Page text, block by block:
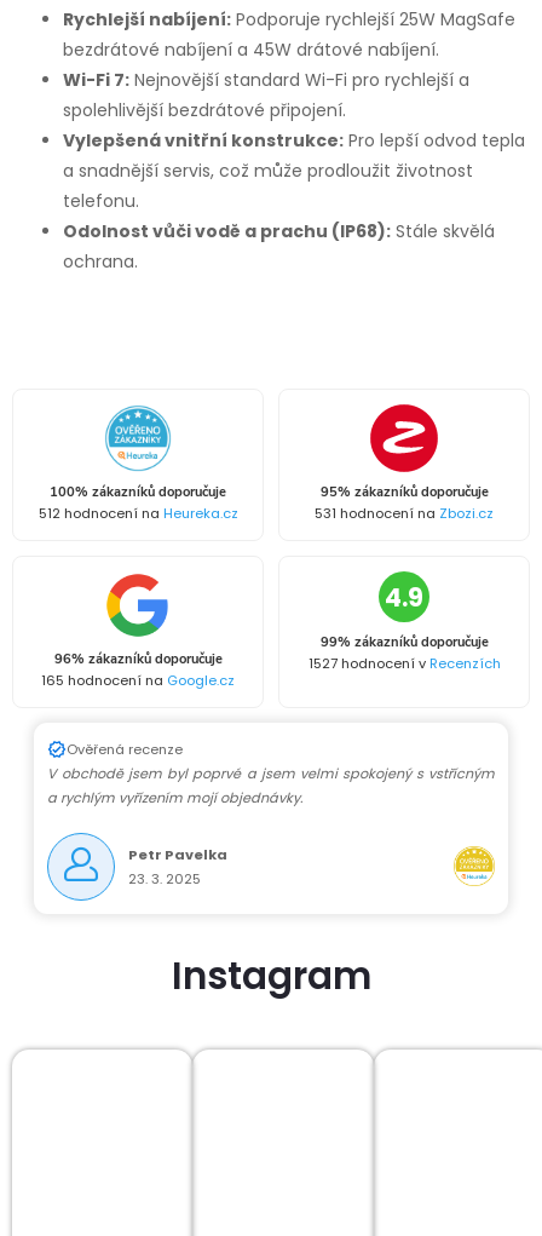
Rychlejší nabíjení: Podporuje rychlejší 25W MagSafe
bezdrátové nabíjení a 45W drátové nabíjení.
Wi-Fi 7: Nejnovější standard Wi-Fi pro rychlejší a
spolehlivější bezdrátové připojení.
Vylepšená vnitřní konstrukce: Pro lepší odvod tepla
a snadnější servis, což může prodloužit životnost
telefonu.
Odolnost vůči vodě a prachu (IP68): Stále skvělá
ochrana.
100% zákazníků doporučuje
512 hodnocení na Heureka.cz
95% zákazníků doporučuje
531 hodnocení na Zbozi.cz
96% zákazníků doporučuje
165 hodnocení na Google.cz
4.9
99% zákazníků doporučuje
1527 hodnocení vRecenzích
Ověřená recenze
V obchodě jsem byl poprvé a jsem velmi spokojený s vstřícným
a rychlým vyřízením mojí objednávky.
Petr Pavelka
23. 3. 2025
Instagram